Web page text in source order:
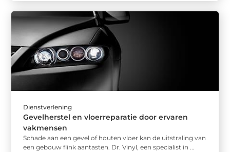
Dienstverlening
Gevelherstel en vloerreparatie door ervaren
vakmensen
Schade aan een gevel of houten vloer kan de uitstraling van
een gebouw flink aantasten. Dr. Vinyl, een specialist in ...